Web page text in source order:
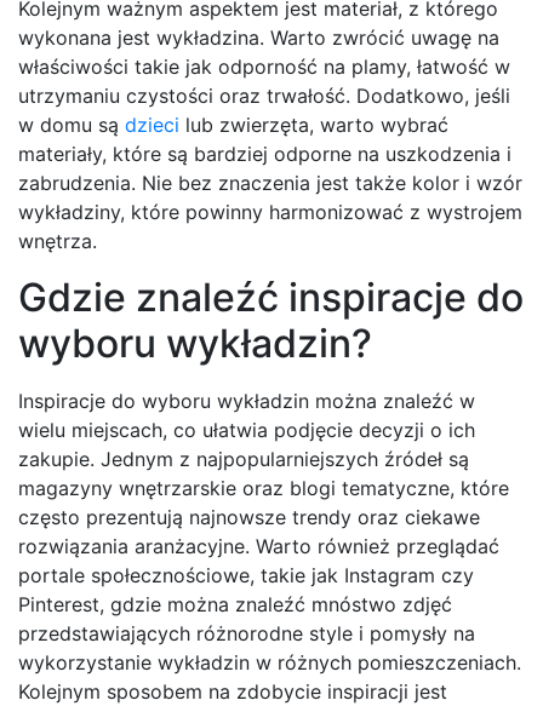
Kolejnym ważnym aspektem jest materiał, z którego
wykonana jest wykładzina. Warto zwrócić uwagę na
właściwości takie jak odporność na plamy, łatwość w
utrzymaniu czystości oraz trwałość. Dodatkowo, jeśli
w domu są dzieci lub zwierzęta, warto wybrać
materiały, które są bardziej odporne na uszkodzenia i
zabrudzenia. Nie bez znaczenia jest także kolor i wzór
wykładziny, które powinny harmonizować z wystrojem
wnętrza.
Gdzie znaleźć inspiracje do
wyboru wykładzin?
Inspiracje do wyboru wykładzin można znaleźć w
wielu miejscach, co ułatwia podjęcie decyzji o ich
zakupie. Jednym z najpopularniejszych źródeł są
magazyny wnętrzarskie oraz blogi tematyczne, które
często prezentują najnowsze trendy oraz ciekawe
rozwiązania aranżacyjne. Warto również przeglądać
portale społecznościowe, takie jak Instagram czy
Pinterest, gdzie można znaleźć mnóstwo zdjęć
przedstawiających różnorodne style i pomysły na
wykorzystanie wykładzin w różnych pomieszczeniach.
Kolejnym sposobem na zdobycie inspiracji jest